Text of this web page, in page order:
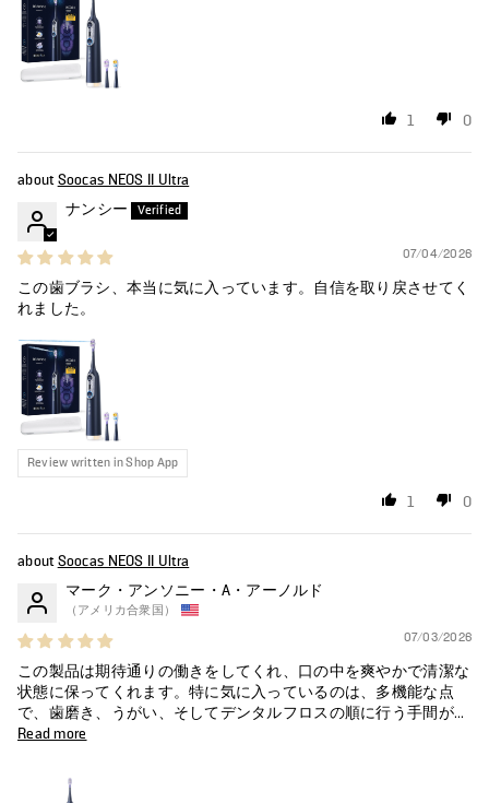
1 0
Soocas NEOS II Ultra
ナンシー
07/04/2026
この歯ブラシ、本当に気に入っています。自信を取り戻させてく
れました。
Review written in Shop App
1 0
Soocas NEOS II Ultra
マーク・アンソニー・A・アーノルド
（アメリカ合衆国）
07/03/2026
この製品は期待通りの働きをしてくれ、口の中を爽やかで清潔な
状態に保ってくれます。特に気に入っているのは、多機能な点
で、歯磨き、うがい、そしてデンタルフロスの順に行う手間が...
Read more